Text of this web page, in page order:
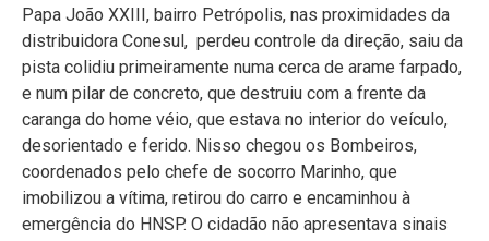
Papa João XXIII, bairro Petrópolis, nas proximidades da
distribuidora Conesul, perdeu controle da direção, saiu da
pista colidiu primeiramente numa cerca de arame farpado,
e num pilar de concreto, que destruiu com a frente da
caranga do home véio, que estava no interior do veículo,
desorientado e ferido. Nisso chegou os Bombeiros,
coordenados pelo chefe de socorro Marinho, que
imobilizou a vítima, retirou do carro e encaminhou à
emergência do HNSP. O cidadão não apresentava sinais